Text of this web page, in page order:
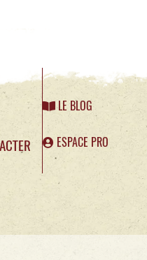
LE BLOG
ESPACE PRO